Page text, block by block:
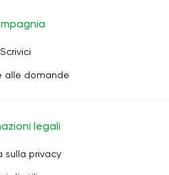
Scrivici
alle domande
legali
sulla privacy